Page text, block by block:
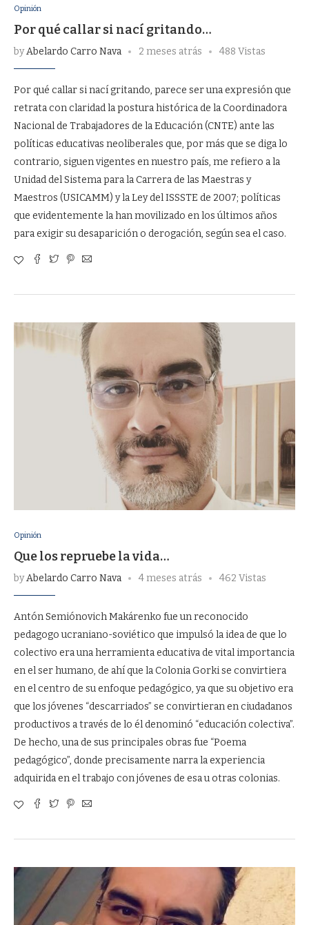
Opinión
Por qué callar si nací gritando…
byAbelardo Carro Nava 2 meses atrás 488 Vistas
Por qué callar si nací gritando, parece ser una expresión que
retrata con claridad la postura histórica de la Coordinadora
Nacional de Trabajadores de la Educación (CNTE) ante las
políticas educativas neoliberales que, por más que se diga lo
contrario, siguen vigentes en nuestro país, me refiero a la
Unidad del Sistema para la Carrera de las Maestras y
Maestros (USICAMM) y la Ley del ISSSTE de 2007; políticas
que evidentemente la han movilizado en los últimos años
para exigir su desaparición o derogación, según sea el caso.
Opinión
Que los repruebe la vida…
byAbelardo Carro Nava 4 meses atrás 462 Vistas
Antón Semiónovich Makárenko fue un reconocido
pedagogo ucraniano-soviético que impulsó la idea de que lo
colectivo era una herramienta educativa de vital importancia
en el ser humano, de ahí que la Colonia Gorki se convirtiera
en el centro de su enfoque pedagógico, ya que su objetivo era
que los jóvenes “descarriados” se convirtieran en ciudadanos
productivos a través de lo él denominó “educación colectiva”.
De hecho, una de sus principales obras fue “Poema
pedagógico”, donde precisamente narra la experiencia
adquirida en el trabajo con jóvenes de esa u otras colonias.